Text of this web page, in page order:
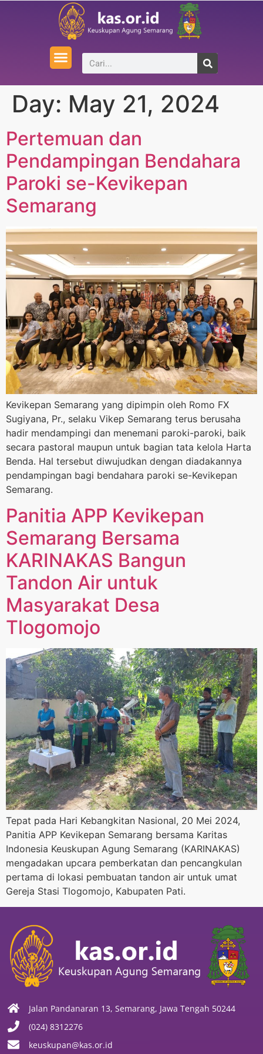
Day: May 21, 2024
Pertemuan dan
Pendampingan Bendahara
Paroki se-Kevikepan
Semarang
Kevikepan Semarang yang dipimpin oleh Romo FX
Sugiyana, Pr., selaku Vikep Semarang terus berusaha
hadir mendampingi dan menemani paroki-paroki, baik
secara pastoral maupun untuk bagian tata kelola Harta
Benda. Hal tersebut diwujudkan dengan diadakannya
pendampingan bagi bendahara paroki se-Kevikepan
Semarang.
Panitia APP Kevikepan
Semarang Bersama
KARINAKAS Bangun
Tandon Air untuk
Masyarakat Desa
Tlogomojo
Tepat pada Hari Kebangkitan Nasional, 20 Mei 2024,
Panitia APP Kevikepan Semarang bersama Karitas
Indonesia Keuskupan Agung Semarang (KARINAKAS)
mengadakan upcara pemberkatan dan pencangkulan
pertama di lokasi pembuatan tandon air untuk umat
Gereja Stasi Tlogomojo, Kabupaten Pati.
Jalan Pandanaran 13, Semarang, Jawa Tengah 50244
(024) 8312276
keuskupan@kas.or.id